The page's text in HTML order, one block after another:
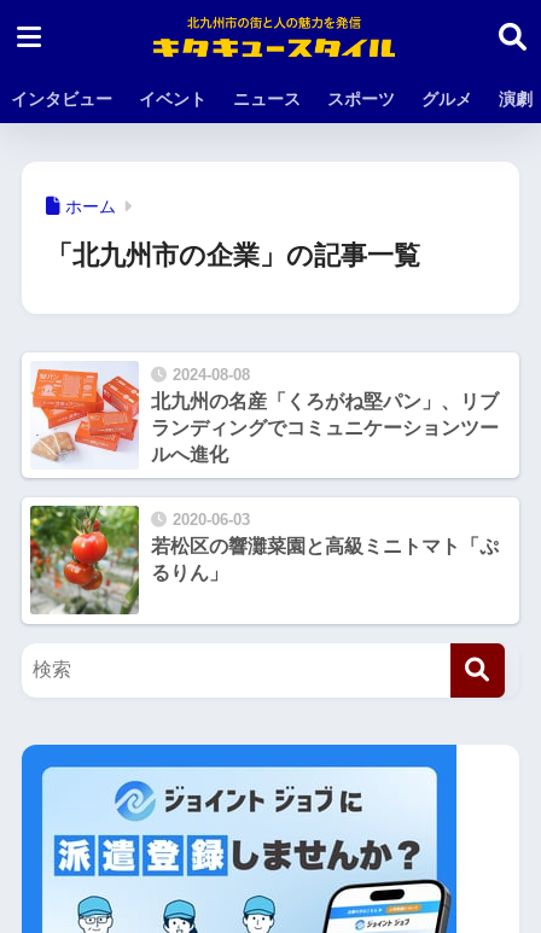
インタビュー イベント ニュース スポーツ グルメ 演劇
ホーム
「北九州市の企業」の記事一覧
2024-08-08
北九州の名産「くろがね堅パン」、リブ
ランディングでコミュニケーションツー
ルへ進化
2020-06-03
若松区の響灘菜園と高級ミニトマト「ぷ
るりん」